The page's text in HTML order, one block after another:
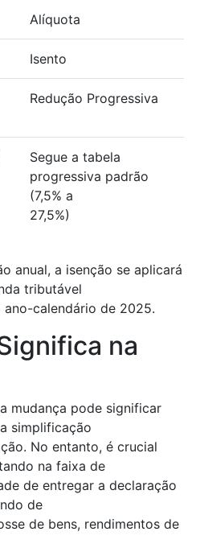
Alíquota
Isento
Redução Progressiva
Segue a tabela
progressiva padrão
(7,5% a
27,5%)
anual, a isenção se aplicará
tributável
calendário de 2025.
na
mudança pode significar
simplificação
No entanto, é crucial
na faixa de
de entregar a declaração
de
de bens, rendimentos de